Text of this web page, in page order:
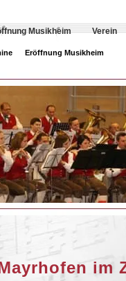
Musikheim Verein
Eröffnung Musikheim
im